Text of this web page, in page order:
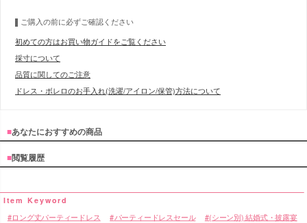
ご購入の前に必ずご確認ください
初めての方はお買い物ガイドをご覧ください
採寸について
品質に関してのご注意
ドレス・ボレロのお手入れ(洗濯/アイロン/保管)方法について
■あなたにおすすめの商品
■閲覧履歴
ロング丈パーティードレス パーティードレスセール (シーン別) 結婚式・披露宴